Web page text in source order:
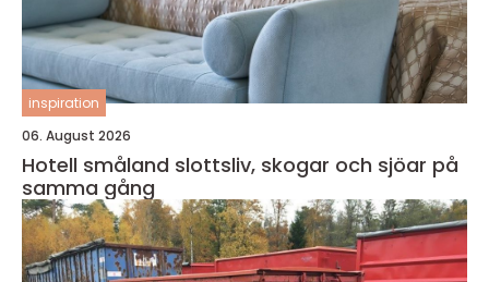
inspiration
06. August 2026
Hotell småland slottsliv, skogar och sjöar på
samma gång